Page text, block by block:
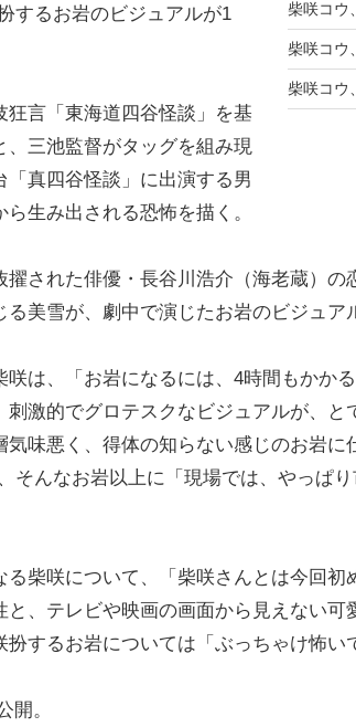
するお岩のビジュアルが1
言「東海道四谷怪談」を基
三池監督がタッグを組み現
真四谷怪談」に出演する男
生み出される恐怖を描く。
された俳優・長谷川浩介（海老蔵）の
美雪が、劇中で演じたお岩のビジュア
は、「お岩になるには、4時間もかか
激的でグロテスクなビジュアルが、と
気味悪く、得体の知らない感じのお岩に
そんなお岩以上に「現場では、やっぱ
柴咲について、「柴咲さんとは今回初
、テレビや映画の画面から見えない
するお岩については「ぶっちゃけ怖い
開。